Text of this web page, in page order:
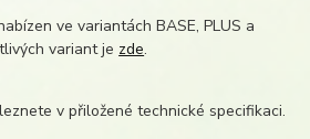
ve variantách BASE, PLUS a
variant je zde.
v přiložené technické specifikaci.